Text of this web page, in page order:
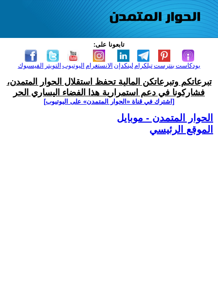
تابعونا على:
الفيسبوك التويتر اليوتيوب الانستغرام لينكدإن تيلكرامبنترست بودكاست
تبرعاتكم وتبرعاتكن المالية تحفظ استقلال الحوار المتمدن،
فشاركونا في دعم استمرارية هذا الفضاء اليساري الحر
[اشترك في قناة ‫«الحوار المتمدن» على اليوتيوب]
الحوار المتمدن - موبايل
الموقع الرئيسي